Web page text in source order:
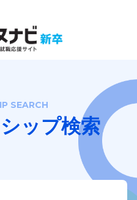
リア検索
SEARCH
ップ検索